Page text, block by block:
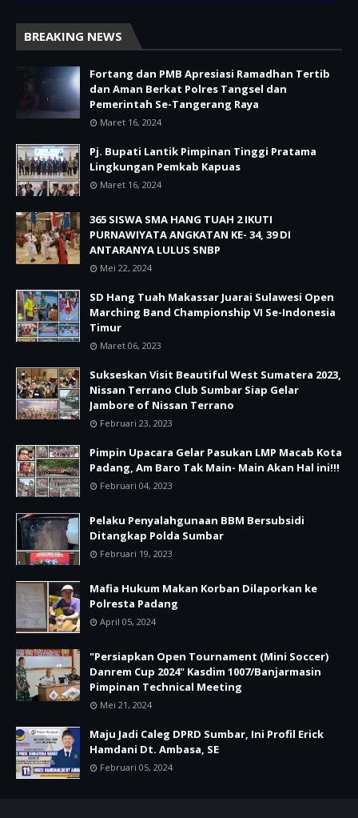
BREAKING NEWS
Fortang dan PMB Apresiasi Ramadhan Tertib
dan Aman Berkat Polres Tangsel dan
Pemerintah Se-Tangerang Raya
Maret 16, 2024
Pj. Bupati Lantik Pimpinan Tinggi Pratama
Lingkungan Pemkab Kapuas
Maret 16, 2024
365 SISWA SMA HANG TUAH 2 IKUTI
PURNAWIYATA ANGKATAN KE- 34, 39 DI
ANTARANYA LULUS SNBP
Mei 22, 2024
SD Hang Tuah Makassar Juarai Sulawesi Open
Marching Band Championship VI Se-Indonesia
Timur
Maret 06, 2023
Sukseskan Visit Beautiful West Sumatera 2023,
Nissan Terrano Club Sumbar Siap Gelar
Jambore of Nissan Terrano
Februari 23, 2023
Pimpin Upacara Gelar Pasukan LMP Macab Kota
Padang, Am Baro Tak Main- Main Akan Hal ini!!!
Februari 04, 2023
Pelaku Penyalahgunaan BBM Bersubsidi
Ditangkap Polda Sumbar
Februari 19, 2023
Mafia Hukum Makan Korban Dilaporkan ke
Polresta Padang
April 05, 2024
"Persiapkan Open Tournament (Mini Soccer)
Danrem Cup 2024" Kasdim 1007/Banjarmasin
Pimpinan Technical Meeting
Mei 21, 2024
Maju Jadi Caleg DPRD Sumbar, Ini Profil Erick
Hamdani Dt. Ambasa, SE
Februari 05, 2024